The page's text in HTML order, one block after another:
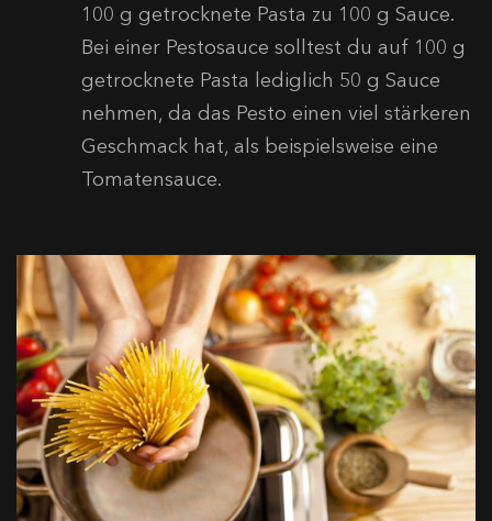
100 g getrocknete Pasta zu 100 g Sauce.
Bei einer Pestosauce solltest du auf 100 g
getrocknete Pasta lediglich 50 g Sauce
nehmen, da das Pesto einen viel stärkeren
Geschmack hat, als beispielsweise eine
Tomatensauce.